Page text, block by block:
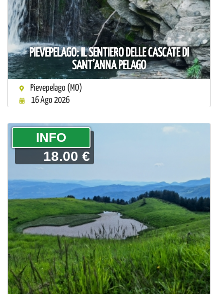
PIEVEPELAGO: IL SENTIERO DELLE CASCATE DI
SANT’ANNA PELAGO
Pievepelago (MO)
16 Ago 2026
­INFO
18.00 €